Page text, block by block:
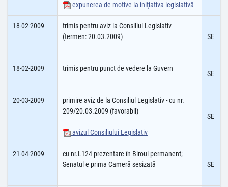
expunerea de motive la iniţiativa legislativă
18-02-2009
trimis pentru aviz la Consiliul Legislativ
(termen: 20.03.2009)
SE
18-02-2009 trimis pentru punct de vedere la Guvern
SE
20-03-2009
primire aviz de la Consiliul Legislativ - cu nr.
209/20.03.2009 (favorabil)
avizul Consiliului Legislativ
SE
21-04-2009
cu nr.L124 prezentare în Biroul permanent;
Senatul e prima Cameră sesizată
SE